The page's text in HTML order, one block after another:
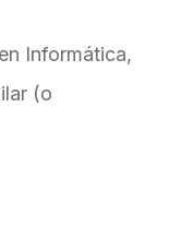
Informática,
(o